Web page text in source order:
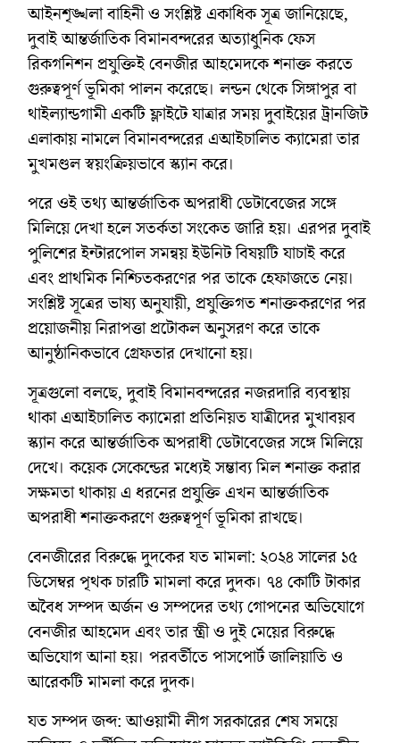
আইনশৃঙ্খলা বাহিনী ও সংশ্লিষ্ট একাধিক সূত্র জানিয়েছে,
দুবাই আন্তর্জাতিক বিমানবন্দরের অত্যাধুনিক ফেস
রিকগনিশন প্রযুক্তিই বেনজীর আহমেদকে শনাক্ত করতে
গুরুত্বপূর্ণ ভূমিকা পালন করেছে। লন্ডন থেকে সিঙ্গাপুর বা
থাইল্যান্ডগামী একটি ফ্লাইটে যাত্রার সময় দুবাইয়ের ট্রানজিট
এলাকায় নামলে বিমানবন্দরের এআইচালিত ক্যামেরা তার
মুখমণ্ডল স্বয়ংক্রিয়ভাবে স্ক্যান করে।
পরে ওই তথ্য আন্তর্জাতিক অপরাধী ডেটাবেজের সঙ্গে
মিলিয়ে দেখা হলে সতর্কতা সংকেত জারি হয়। এরপর দুবাই
পুলিশের ইন্টারপোল সমন্বয় ইউনিট বিষয়টি যাচাই করে
এবং প্রাথমিক নিশ্চিতকরণের পর তাকে হেফাজতে নেয়।
সংশ্লিষ্ট সূত্রের ভাষ্য অনুযায়ী, প্রযুক্তিগত শনাক্তকরণের পর
প্রয়োজনীয় নিরাপত্তা প্রটোকল অনুসরণ করে তাকে
আনুষ্ঠানিকভাবে গ্রেফতার দেখানো হয়।
সূত্রগুলো বলছে, দুবাই বিমানবন্দরের নজরদারি ব্যবস্থায়
থাকা এআইচালিত ক্যামেরা প্রতিনিয়ত যাত্রীদের মুখাবয়ব
স্ক্যান করে আন্তর্জাতিক অপরাধী ডেটাবেজের সঙ্গে মিলিয়ে
দেখে। কয়েক সেকেন্ডের মধ্যেই সম্ভাব্য মিল শনাক্ত করার
সক্ষমতা থাকায় এ ধরনের প্রযুক্তি এখন আন্তর্জাতিক
অপরাধী শনাক্তকরণে গুরুত্বপূর্ণ ভূমিকা রাখছে।
বেনজীরের বিরুদ্ধে দুদকের যত মামলা: ২০২৪ সালের ১৫
ডিসেম্বর পৃথক চারটি মামলা করে দুদক। ৭৪ কোটি টাকার
অবৈধ সম্পদ অর্জন ও সম্পদের তথ্য গোপনের অভিযোগে
বেনজীর আহমেদ এবং তার স্ত্রী ও দুই মেয়ের বিরুদ্ধে
অভিযোগ আনা হয়। পরবর্তীতে পাসপোর্ট জালিয়াতি ও
আরেকটি মামলা করে দুদক।
যত সম্পদ জব্দ: আওয়ামী লীগ সরকারের শেষ সময়ে